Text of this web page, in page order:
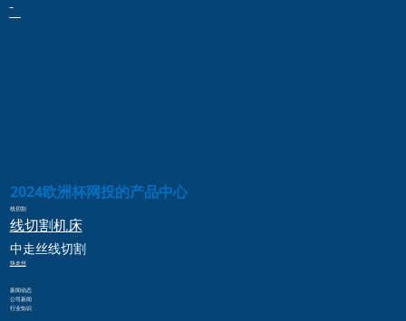
2024欧洲杯网投的产品中心
线切割
线切割机床
中走丝线切割
快走丝
新闻动态
公司新闻
行业知识